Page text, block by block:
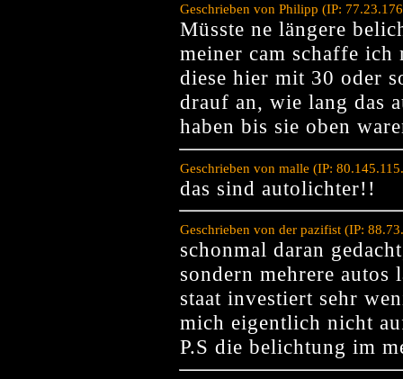
Geschrieben von Philipp (IP:
Müsste ne längere
meiner cam schaffe ich
diese hier mit 30 oder
drauf an, wie lang das
haben bis sie oben
Geschrieben von malle (IP:
das sind autolichter!!
Geschrieben von der pazifist (IP:
schonmal daran
sondern mehrere autos
staat investiert sehr
mich eigentlich nicht
P.S die belichtung im